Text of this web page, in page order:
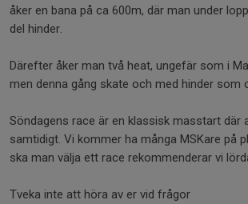
åker en bana på ca 600m, där man under
del hinder.
Därefter åker man två heat, ungefär som i
men denna gång skate och med hinder som
Söndagens race är en klassisk masstart där
samtidigt. Vi kommer ha många MSKare på
ska man välja ett race rekommenderar vi
Tveka inte att höra av er vid frågor